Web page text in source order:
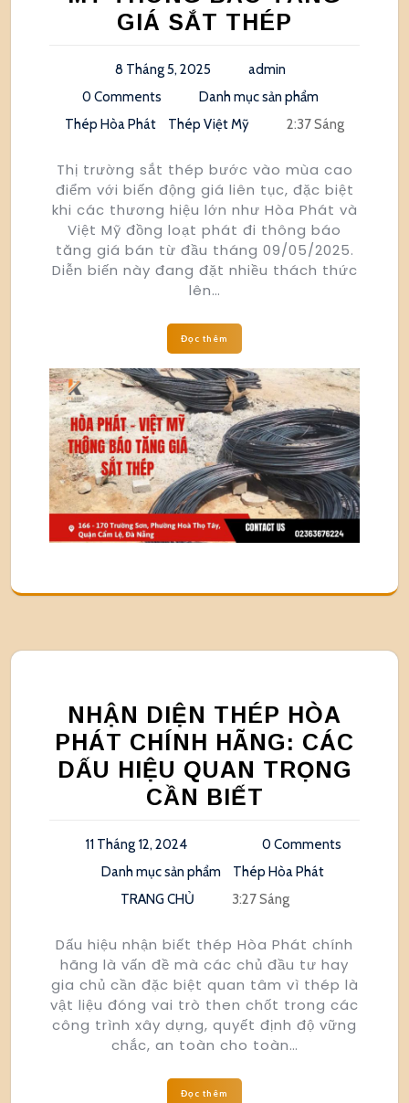
GIÁ SẮT THÉP
8 Tháng 5, 2025
admin
0 Comments
Danh mục sản phẩm
Thép Hòa Phát
Thép Việt Mỹ 2:37 Sáng
Thị trường sắt thép bước vào mùa cao
điểm với biến động giá liên tục, đặc biệt
khi các thương hiệu lớn như Hòa Phát và
Việt Mỹ đồng loạt phát đi thông báo
tăng giá bán từ đầu tháng 09/05/2025.
Diễn biến này đang đặt nhiều thách thức
lên…
Đọc thêm
NHẬN DIỆN THÉP HÒA
PHÁT CHÍNH HÃNG: CÁC
DẤU HIỆU QUAN TRỌNG
CẦN BIẾT
11 Tháng 12, 2024
0 Comments
Danh mục sản phẩm
Thép Hòa Phát
TRANG CHỦ
3:27 Sáng
Dấu hiệu nhận biết thép Hòa Phát chính
hãng là vấn đề mà các chủ đầu tư hay
gia chủ cần đặc biệt quan tâm vì thép là
vật liệu đóng vai trò then chốt trong các
công trình xây dựng, quyết định độ vững
chắc, an toàn cho toàn…
Đọc thêm